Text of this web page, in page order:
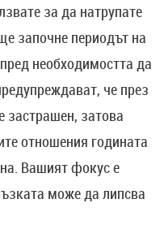
за да натрупате
започне периодът на
необходимостта да
че през
застрашен, затова
отношения годината
Вашият фокус е
може да липсва